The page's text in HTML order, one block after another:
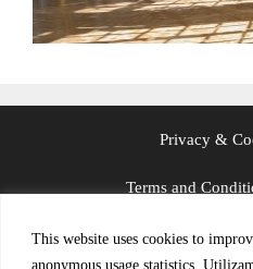
This website uses cookies to
anonymous usage statistics.
Privacy &
Terms and